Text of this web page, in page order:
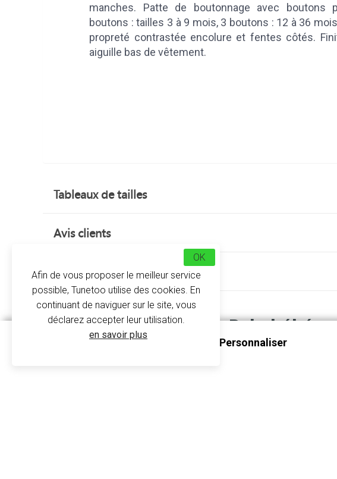
manches. Patte de boutonnage avec boutons
boutons : tailles 3 à 9 mois, 3 boutons : 12 à 36
propreté contrastée encolure et fentes côtés.
aiguille bas de vêtement.
Tableaux de tailles
Avis clients
À propos
Polo bébé
la garde robe
Polo Bébé Garçon Et Fille À Personnaliser
Afin de vous proposer le meilleur service
possible, Tunetoo utilise des cookies. En
continuant de naviguer sur le site, vous
déclarez accepter leur utilisation.
en savoir plus
OK